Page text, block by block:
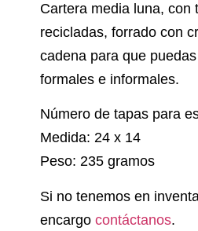
Cartera media luna, con
recicladas, forrado con
cadena para que
formales e informales.
Número de tapas para
Medida: 24 x 14
Peso: 235 gramos
Si no tenemos en
encargocontáctanos.